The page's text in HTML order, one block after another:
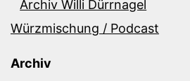
Archiv Willi Dürrnagel
Würzmischung / Podcast
Archiv